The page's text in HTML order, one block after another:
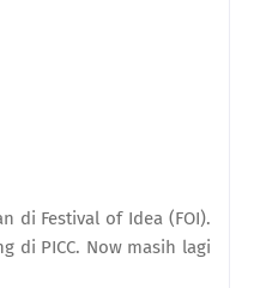
di Festival of Idea (FOI).
di PICC. Now masih lagi